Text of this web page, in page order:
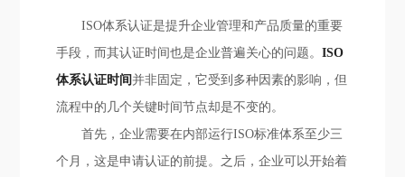
ISO体系认证是提升企业管理和产品质量的重要
手段，而其认证时间也是企业普遍关心的问题。ISO
体系认证时间 并非固定，它受到多种因素的影响，但
流程中的几个关键时间节点却是不变的。
首先，企业需要在内部运行ISO标准体系至少三
个月，这是申请认证的前提。之后，企业可以开始着